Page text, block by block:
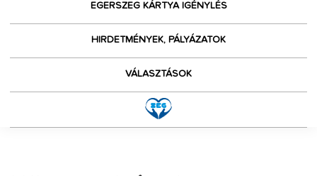
EGERSZEG KÁRTYA IGÉNYLÉS
HIRDETMÉNYEK, PÁLYÁZATOK
VÁLASZTÁSOK